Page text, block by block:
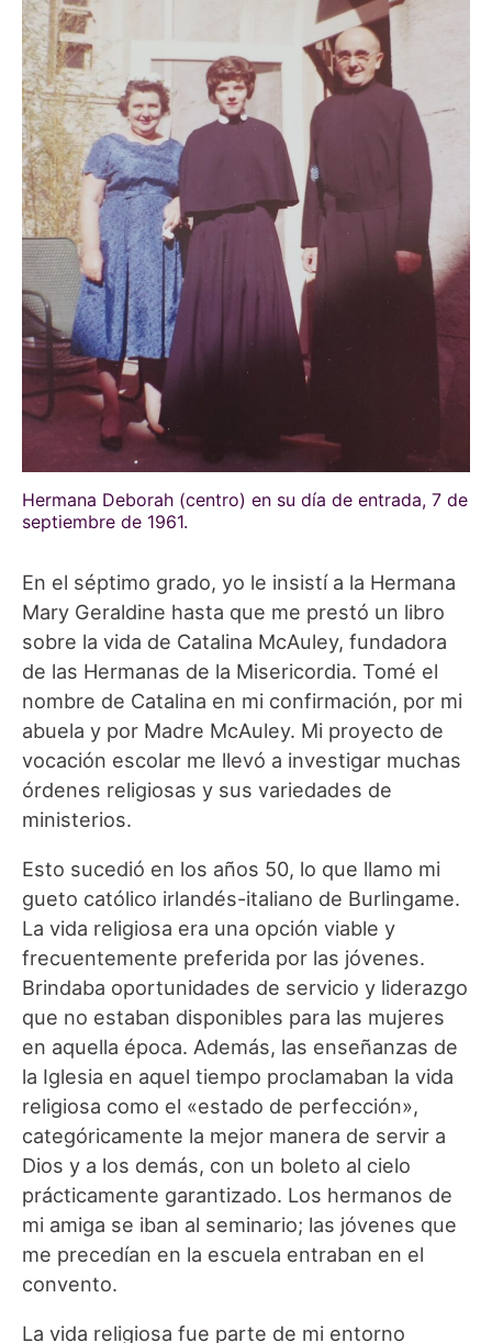
Hermana Deborah (centro) en su día de entrada, 7 de
septiembre de 1961.
En el séptimo grado, yo le insistí a la Hermana
Mary Geraldine hasta que me prestó un libro
sobre la vida de Catalina McAuley, fundadora
de las Hermanas de la Misericordia. Tomé el
nombre de Catalina en mi confirmación, por mi
abuela y por Madre McAuley. Mi proyecto de
vocación escolar me llevó a investigar muchas
órdenes religiosas y sus variedades de
ministerios.
Esto sucedió en los años 50, lo que llamo mi
gueto católico irlandés-italiano de Burlingame.
La vida religiosa era una opción viable y
frecuentemente preferida por las jóvenes.
Brindaba oportunidades de servicio y liderazgo
que no estaban disponibles para las mujeres
en aquella época. Además, las enseñanzas de
la Iglesia en aquel tiempo proclamaban la vida
religiosa como el «estado de perfección»,
categóricamente la mejor manera de servir a
Dios y a los demás, con un boleto al cielo
prácticamente garantizado. Los hermanos de
mi amiga se iban al seminario; las jóvenes que
me precedían en la escuela entraban en el
convento.
La vida religiosa fue parte de mi entorno